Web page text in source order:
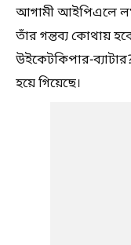
আগামী আইপিএলে
তাঁর গন্তব্য কোথায়
উইকেটকিপার-
হয়ে গিয়েছে।